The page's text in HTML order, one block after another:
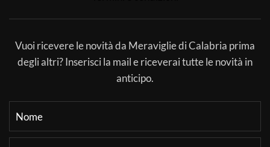
Vuoi ricevere le novità da Meraviglie di Calabria prima
degli altri? Inserisci la mail e riceverai tutte le novità in
anticipo.